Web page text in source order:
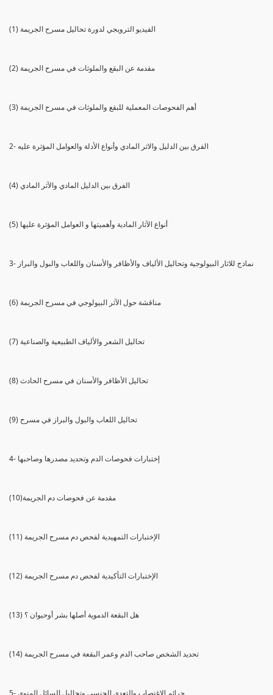
(1) الفيديو الترويجي لدورة تحاليل مسرح الجريمة
(2) مقدمة عن البقع والملوثات في مسرح الجريمة
(3) أهم الفحوصات المعملية للبقع والملوثات في مسرح الجريمة
2- الفرق بين الدليل والاثر المادي وأنواع الأدلة والعوامل المؤثرة عليه
(4) الفرق بين الدليل المادي والآثر المادي
(5) أنواع الآثار المادية وأهميتها و العوامل المؤثرة عليها
3- نماذج للاثار البيولوجية وتحاليل الألياف والأظافر والأسنان واللعاب والبول والبراز
(6) مناقشة حول الآثر البيولوجي في مسرح الجريمة
(7) تحاليل الشعر والألياف الطبيعية والصناعية
(8) تحاليل الأظافر والأسنان في مسرح الحادث
(9) تحاليل اللعاب والبول والبراز في مسرح
4- إختبارات فحوصات الدم وتحديد مصدرها وصاحبها
(10)مقدمة عن فحوصات دم الجريمة
(11) الإختبارات التمهيدية لفحص دم مسرح الجريمة
(12) الإختبارات التأكيدية لفحص دم مسرح الجريمة
(13) هل البقعة الدموية أصلها بشر أوحيوان ؟
(14) تحديد الشخص صاحب الدم وعمر البقعة في مسرح الجريمة
5- جرائم الإغتصاب والتعدي الجنسي وتحاليل السائل المنوي